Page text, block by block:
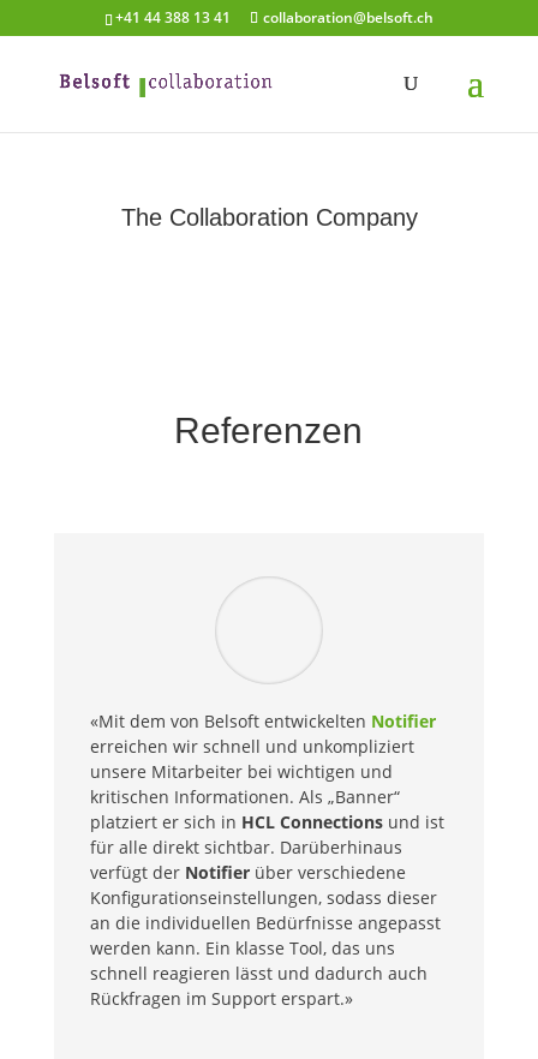
+41 44 388 13 41 collaboration@belsoft.ch
The Collaboration Company
Referenzen
«Mit dem von Belsoft entwickelten Notifier
erreichen wir schnell und unkompliziert
unsere Mitarbeiter bei wichtigen und
kritischen Informationen. Als „Banner“
platziert er sich in HCL Connectionsund ist
für alle direkt sichtbar. Darüberhinaus
verfügt der Notifierüber verschiedene
Konfigurationseinstellungen, sodass dieser
an die individuellen Bedürfnisse angepasst
werden kann. Ein klasse Tool, das uns
schnell reagieren lässt und dadurch auch
Rückfragen im Support erspart.»